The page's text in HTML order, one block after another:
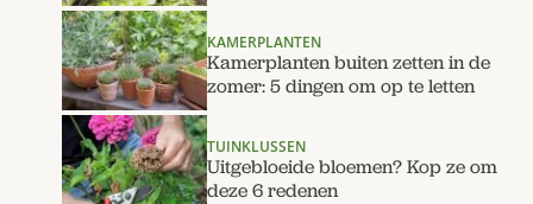
KAMERPLANTEN
Kamerplanten buiten zetten in de
zomer: 5 dingen om op te letten
TUINKLUSSEN
Uitgebloeide bloemen? Kop ze om
deze 6 redenen